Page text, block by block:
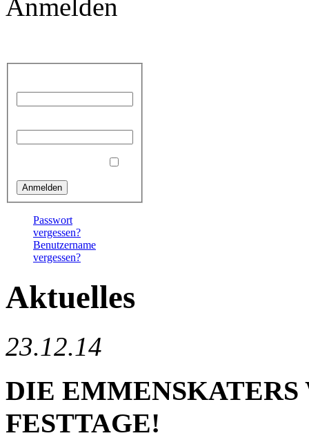
Passwort
vergessen?
Benutzername
vergessen?
Aktuelles
23.12.14
DIE EMMENSKATERS
FESTTAGE!